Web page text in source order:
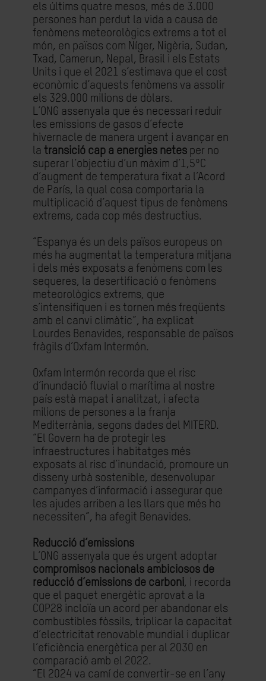
els últims quatre mesos, més de 3.000
persones han perdut la vida a causa de
fenòmens meteorològics extrems a tot el
món, en països com Níger, Nigèria, Sudan,
Txad, Camerun, Nepal, Brasil i els Estats
Units i que el 2021 s’estimava que el cost
econòmic d’aquests fenòmens va assolir
els 329.000 milions de dòlars.
L’ONG assenyala que és necessari reduir
les emissions de gasos d’efecte
hivernacle de manera urgent i avançar en
la transició cap a energies netes per no
superar l’objectiu d’un màxim d’1,5ºC
d’augment de temperatura fixat a l’Acord
de París, la qual cosa comportaria la
multiplicació d’aquest tipus de fenòmens
extrems, cada cop més destructius.
“Espanya és un dels països europeus on
més ha augmentat la temperatura mitjana
i dels més exposats a fenòmens com les
sequeres, la desertificació o fenòmens
meteorològics extrems, que
s’intensifiquen i es tornen més freqüents
amb el canvi climàtic”, ha explicat
Lourdes Benavides, responsable de països
fràgils d’Oxfam Intermón.
Oxfam Intermón recorda que el risc
d’inundació fluvial o marítima al nostre
país està mapat i analitzat, i afecta
milions de persones a la franja
Mediterrània, segons dades del MITERD.
“El Govern ha de protegir les
infraestructures i habitatges més
exposats al risc d’inundació, promoure un
disseny urbà sostenible, desenvolupar
campanyes d’informació i assegurar que
les ajudes arriben a les llars que més ho
necessiten”, ha afegit Benavides.
Reducció d’emissions
L’ONG assenyala que és urgent adoptar
compromisos nacionals ambiciosos de
reducció d’emissions de carboni, i recorda
que el paquet energètic aprovat a la
COP28 incloïa un acord per abandonar els
combustibles fòssils, triplicar la capacitat
d’electricitat renovable mundial i duplicar
l’eficiència energètica per al 2030 en
comparació amb el 2022.
“El 2024 va camí de convertir-se en l’any